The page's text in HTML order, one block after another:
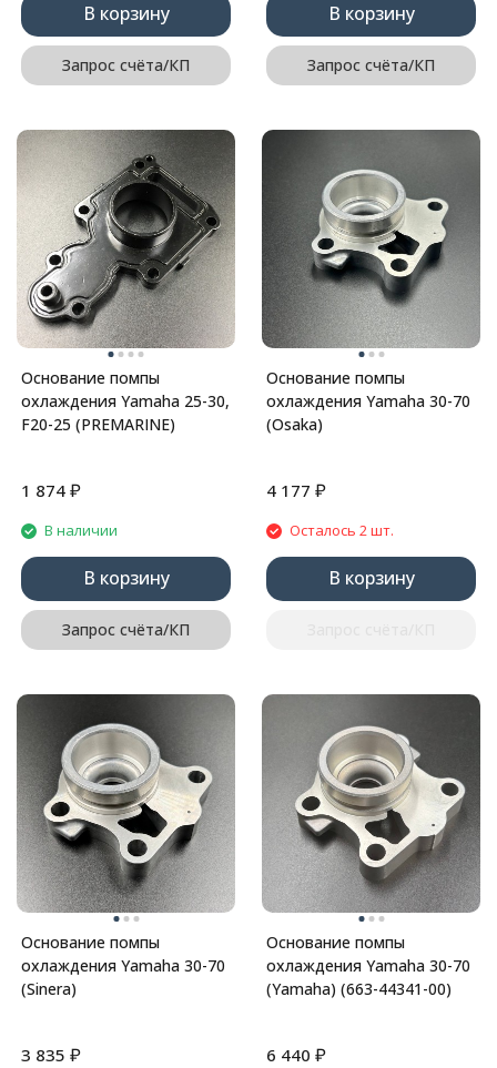
В корзину
Запрос счёта/КП
В корзину
Запрос счёта/КП
Основание помпы
охлаждения Yamaha 25-30,
F20-25 (PREMARINE)
1 874 ₽
В наличии
В корзину
Запрос счёта/КП
Основание помпы
охлаждения Yamaha 30-70
(Osaka)
4 177 ₽
Осталось 2 шт.
В корзину
Основание помпы
охлаждения Yamaha 30-70
(Sinera)
3 835 ₽
Основание помпы
охлаждения Yamaha 30-70
(Yamaha) (663-44341-00)
6 440 ₽